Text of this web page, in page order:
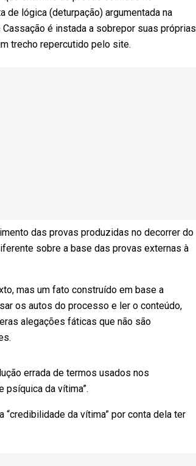
de lógica (deturpação) argumentada na
é instada a sobrepor suas próprias
trecho repercutido pelo site.
das provas produzidas no decorrer do
sobre a base das provas externas à
mas um fato construído em base a
os autos do processo e ler o conteúdo,
alegações fáticas que não são
errada de termos usados nos
psíquica da vítima”.
“credibilidade da vítima” por conta dela ter